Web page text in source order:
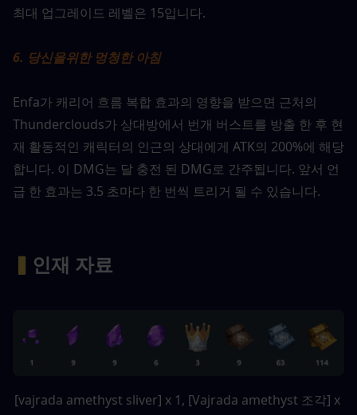
최대 업그레이드 레벨은 15입니다.
6. 당신을위한 멍청한 아침
Enfa가 캐리어 흐름 복합 효과의 영향을 받으면 근처의
Thunderclouds가 상대방에서 번개 버스트를 방출 한 후 현
재 활동적인 캐릭터의 인근의 상대에게 ATK의 200%에 해당
합니다. 이 DMG는 달 충전 된 DMG로 간주됩니다. 앞서 언
급 한 효과는 3.5 초마다 한 번씩 트리거 될 수 있습니다.
▍ 인재 자료
[vajrada amethyst sliver] x 1, [Vajrada amethyst 조각] x